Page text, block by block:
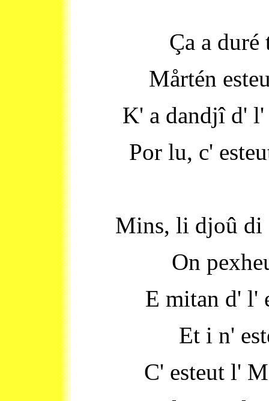
Ça a duré
Mårtén
K' a dandjî d'
Por lu, c'
Mins, li djoû di
On
E mitan d' l'
Et i n'
C' esteut l'